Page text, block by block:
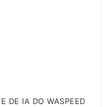
DE IA DO WASPEED